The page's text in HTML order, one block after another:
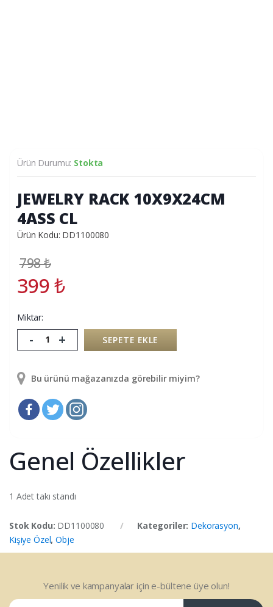
Ürün Durumu: Stokta
JEWELRY RACK 10X9X24CM
4ASS CL
Ürün Kodu: DD1100080
798₺
399₺
Miktar:
- + SEPETE EKLE
Bu ürünü mağazanızda görebilir miyim?
Genel Özellikler
1 Adet takı standı
Stok Kodu: DD1100080 Kategoriler: Dekorasyon,
Kişiye Özel,Obje
Yenilik ve kampanyalar için e-bültene üye olun!